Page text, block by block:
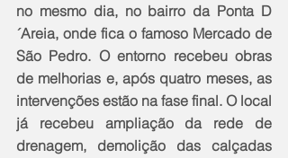
no mesmo dia, no bairro da Ponta D
´Areia, onde fica o famoso Mercado de
São Pedro. O entorno recebeu obras
de melhorias e, após quatro meses, as
intervenções estão na fase final. O local
já recebeu ampliação da rede de
drenagem, demolição das calçadas